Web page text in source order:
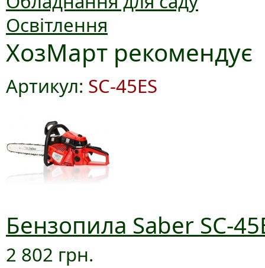
Освітлення
ХозМарт рекомендує
Артикул: SC-45ES
Бензопила Saber SC-
2 802 грн.